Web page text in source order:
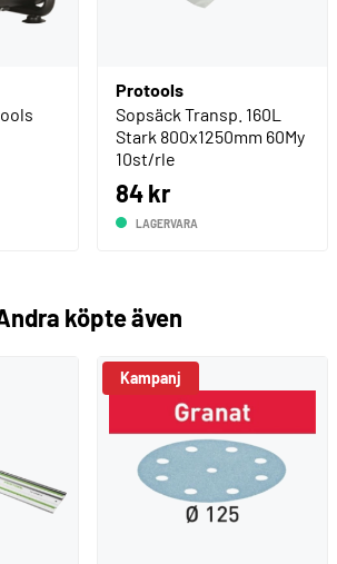
Protools
Sopsäck Transp. 160L
Stark 800x1250mm 60My
10st/rle
84 kr
LAGERVARA
köpte även
Kampanj